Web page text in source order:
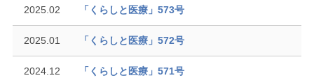
2025.02 「くらしと医療」573号
2025.01 「くらしと医療」572号
2024.12 「くらしと医療」571号